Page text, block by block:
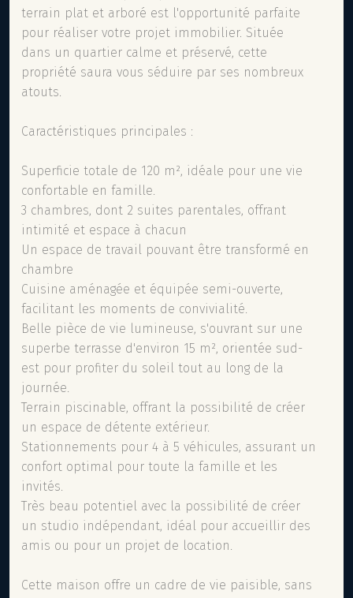
terrain plat et arboré est l'opportunité parfaite
pour réaliser votre projet immobilier. Située
dans un quartier calme et préservé, cette
propriété saura vous séduire par ses nombreux
atouts.
Caractéristiques principales :
Superficie totale de 120 m², idéale pour une vie
confortable en famille.
3 chambres, dont 2 suites parentales, offrant
intimité et espace à chacun
Un espace de travail pouvant être transformé en
chambre
Cuisine aménagée et équipée semi-ouverte,
facilitant les moments de convivialité.
Belle pièce de vie lumineuse, s'ouvrant sur une
superbe terrasse d'environ 15 m², orientée sud-
est pour profiter du soleil tout au long de la
journée.
Terrain piscinable, offrant la possibilité de créer
un espace de détente extérieur.
Stationnements pour 4 à 5 véhicules, assurant un
confort optimal pour toute la famille et les
invités.
Très beau potentiel avec la possibilité de créer
un studio indépendant, idéal pour accueillir des
amis ou pour un projet de location.
Cette maison offre un cadre de vie paisible, sans